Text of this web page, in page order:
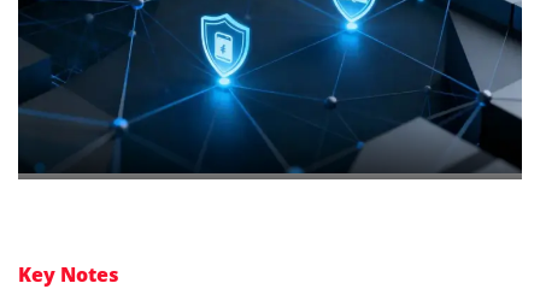
Key Notes